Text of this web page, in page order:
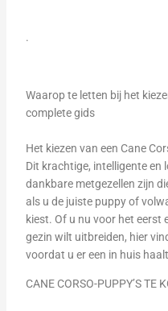
.
Waarop te letten bij het
complete gids
Het kiezen van een Cane
Dit krachtige, intelligente en
dankbare metgezellen zijn
als u de juiste puppy of
kiest. Of u nu voor het eerst
gezin wilt uitbreiden, hier
voordat u er een in huis
CANE CORSO-PUPPY’S TE